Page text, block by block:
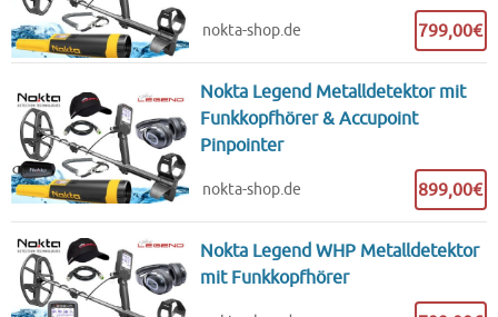
nokta-shop.de 799,00€
Nokta Legend Metalldetektor mit
Funkkopfhörer & Accupoint
Pinpointer
nokta-shop.de 899,00€
Nokta Legend WHP Metalldetektor
mit Funkkopfhörer